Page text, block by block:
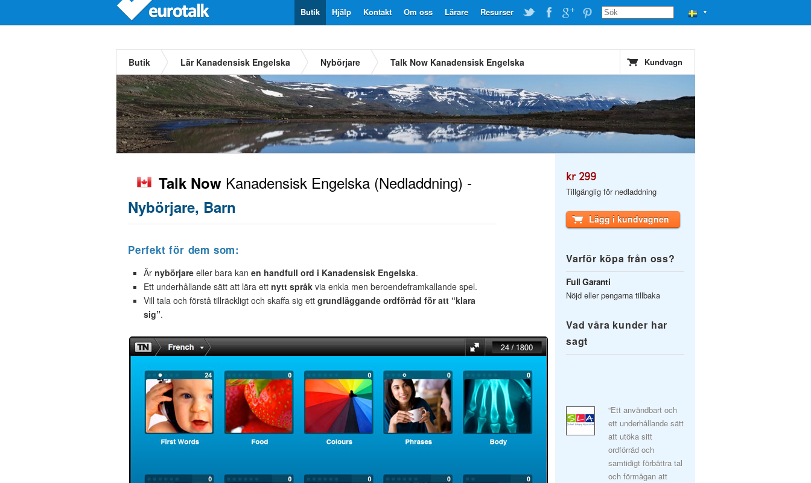
▼
Resurser
Lärare
Om oss
Kontakt
Hjälp
Butik
Butik Lär Kanadensisk Engelska Nybörjare Talk Now Kanadensisk Engelska Kundvagn
Talk Now Kanadensisk Engelska (Nedladdning) -
Nybörjare, Barn
Perfekt för dem som:
Är nybörjare eller bara kan en handfull ord i Kanadensisk Engelska.
Ett underhållande sätt att lära ett nytt språk via enkla men beroendeframkallande spel.
Vill tala och förstå tillräckligt och skaffa sig ett grundläggande ordförråd för att “klara
sig”.
kr 299
Tillgänglig för nedladdning
Lägg i kundvagnen
Varför köpa från oss?
Full Garanti
Nöjd eller pengarna tillbaka
Vad våra kunder har
sagt
“Ett användbart och
ett underhållande sätt
att utöka sitt
ordförråd och
samtidigt förbättra tal
och förmågan att